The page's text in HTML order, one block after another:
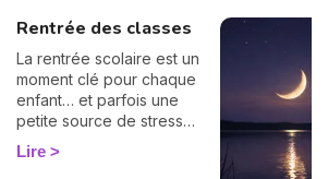
Rentrée des classes
La rentrée scolaire est un
moment clé pour chaque
enfant… et parfois une
petite source de stress
pour les parents ! Bonne
nouvelle : l'astrologie peut
Lire